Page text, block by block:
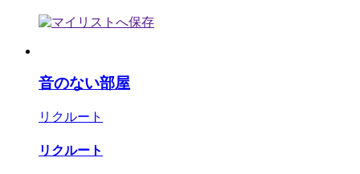
音のない部屋
リクルート
リクルート